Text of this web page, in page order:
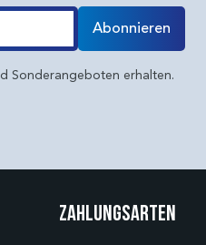
Abonnieren
Sonderangeboten erhalten.
Zahlungsarten